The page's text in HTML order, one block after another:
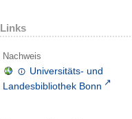
Links
Nachweis
Universitäts- und
Landesbibliothek Bonn